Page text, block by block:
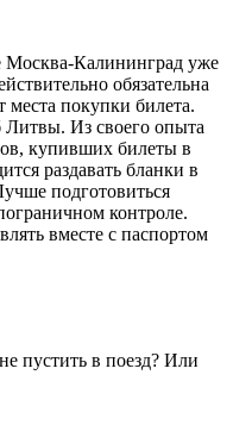
Москва-Калининград уже
обязательна
места покупки билета.
Из своего опыта
купивших билеты в
раздавать бланки в
подготовиться
контроле.
вместе с паспортом
пустить в поезд? Или